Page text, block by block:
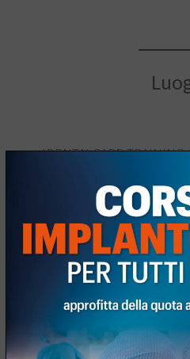
JDENTALCARE TRAINING
9:00-